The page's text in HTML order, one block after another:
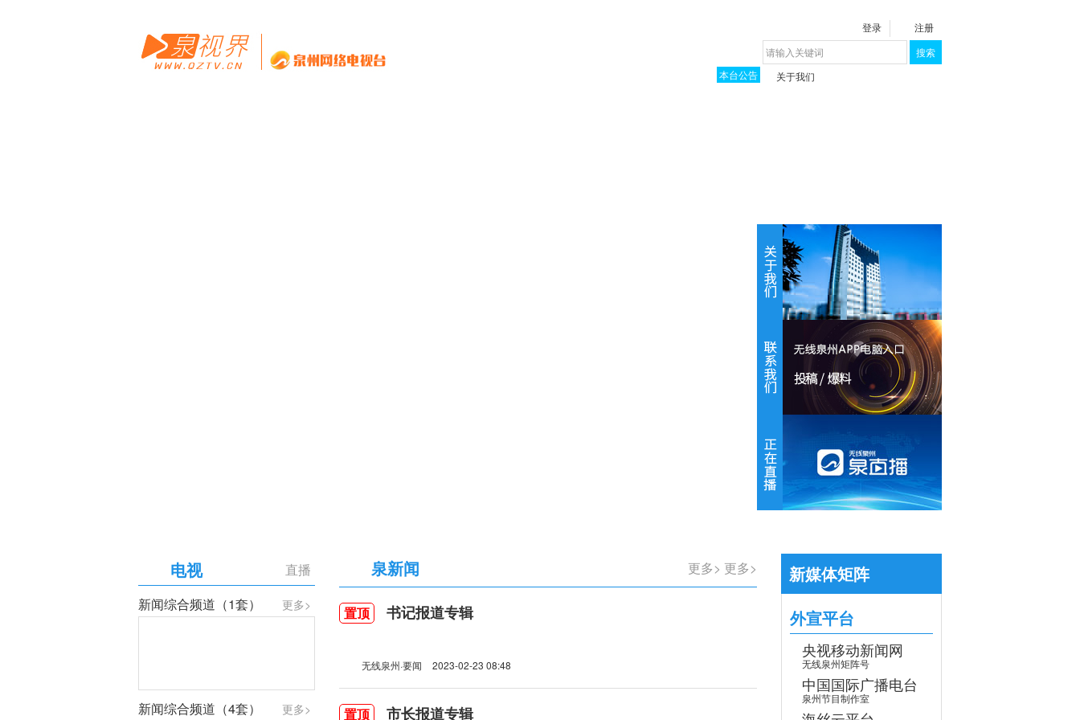
登录
注册
搜索
本台公告
关于我们
【专题】学习贯彻党的二十届四中全会
直播
电视
更多>
新闻综合频道（1套）
更多>
新闻综合频道（4套）
更多> 更多>
泉新闻
置顶 书记报道专辑
无线泉州·要闻 2023-02-23 08:48
置顶 市长报道专辑
新媒体矩阵
外宣平台
央视移动新闻网
无线泉州矩阵号
中国国际广播电台
泉州节目制作室